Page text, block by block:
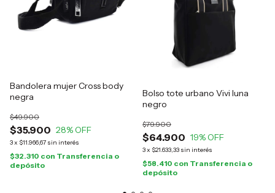
Bandolera mujer Cross body
negra
$35.900
$49.900
28% OFF
3x $11.966,67 sin interés
$32.310 con Transferencia o
depósito
Bolso tote urbano Vivi luna
negro
$64.900
$79.900
19% OFF
3x $21.633,33 sin interés
$58.410 con Transferencia o
depósito